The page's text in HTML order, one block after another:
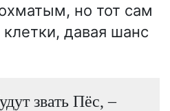
но тот сам
клетки, давая шанс
звать Пёс, –